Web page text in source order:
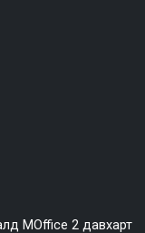
MOffice 2 давхарт